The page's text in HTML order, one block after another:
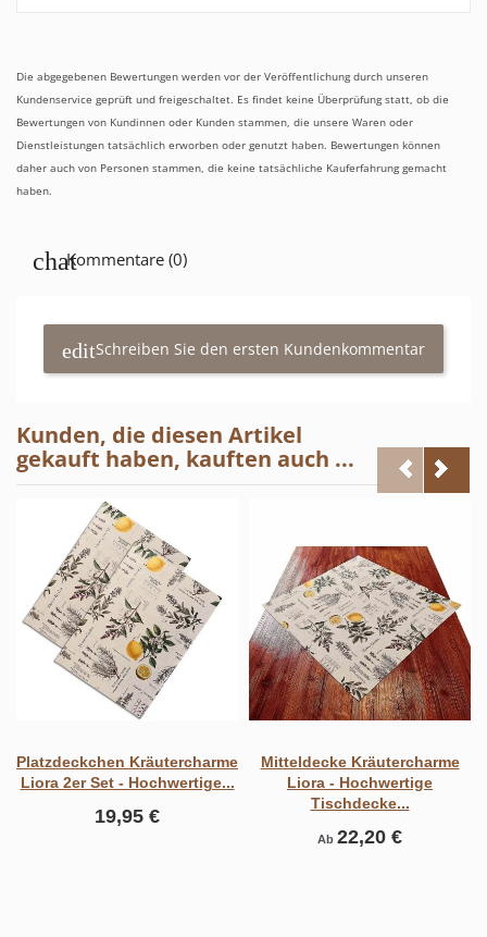
Die abgegebenen Bewertungen werden vor der Veröffentlichung durch unseren
Kundenservice geprüft und freigeschaltet. Es findet keine Überprüfung statt, ob die
Bewertungen von Kundinnen oder Kunden stammen, die unsere Waren oder
Dienstleistungen tatsächlich erworben oder genutzt haben. Bewertungen können
daher auch von Personen stammen, die keine tatsächliche Kauferfahrung gemacht
haben.
Kommentare (0)
Schreiben Sie den ersten Kundenkommentar
Kunden, die diesen Artikel
gekauft haben, kauften auch ...
Platzdeckchen Kräutercharme
Liora 2er Set - Hochwertige...
19,95 €
Mitteldecke Kräutercharme
Liora - Hochwertige
Tischdecke...
Ab 22,20 €